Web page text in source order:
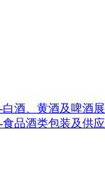
酒、黄酒及啤酒
品酒类包装及供